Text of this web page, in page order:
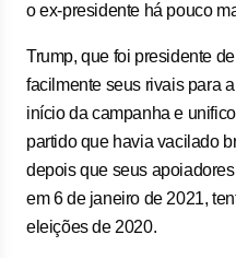
o ex-presidente há pouco
Trump, que foi presidente
facilmente seus rivais para
início da campanha e
partido que havia vacilado
depois que seus
em 6 de janeiro de 2021,
eleições de 2020.